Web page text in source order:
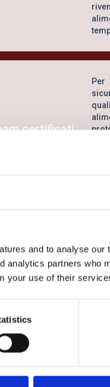
and to analyse our
analytics partners who
your use of their
certificati
Il
le
e